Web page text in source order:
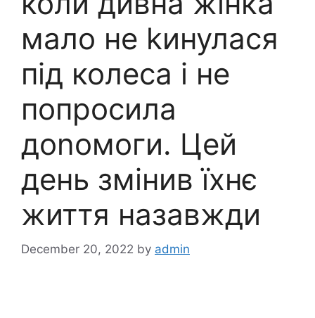
мало не kинулася
під колеса і не
попросила
доnомоги. Цей
день змінив їхнє
життя назавжди
December 20, 2022 by admin